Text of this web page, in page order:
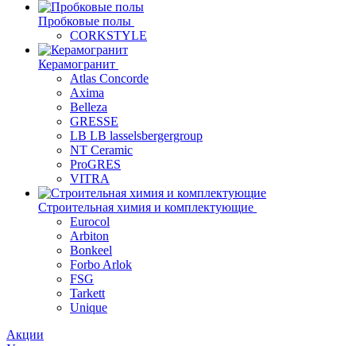
Пробковые полы
CORKSTYLE
Керамогранит
Atlas Concorde
Axima
Belleza
GRESSE
LB LB lasselsbergergroup
NT Ceramic
ProGRES
VITRA
Строительная химия и комплектующие
Eurocol
Arbiton
Bonkeel
Forbo Arlok
FSG
Tarkett
Unique
Акции